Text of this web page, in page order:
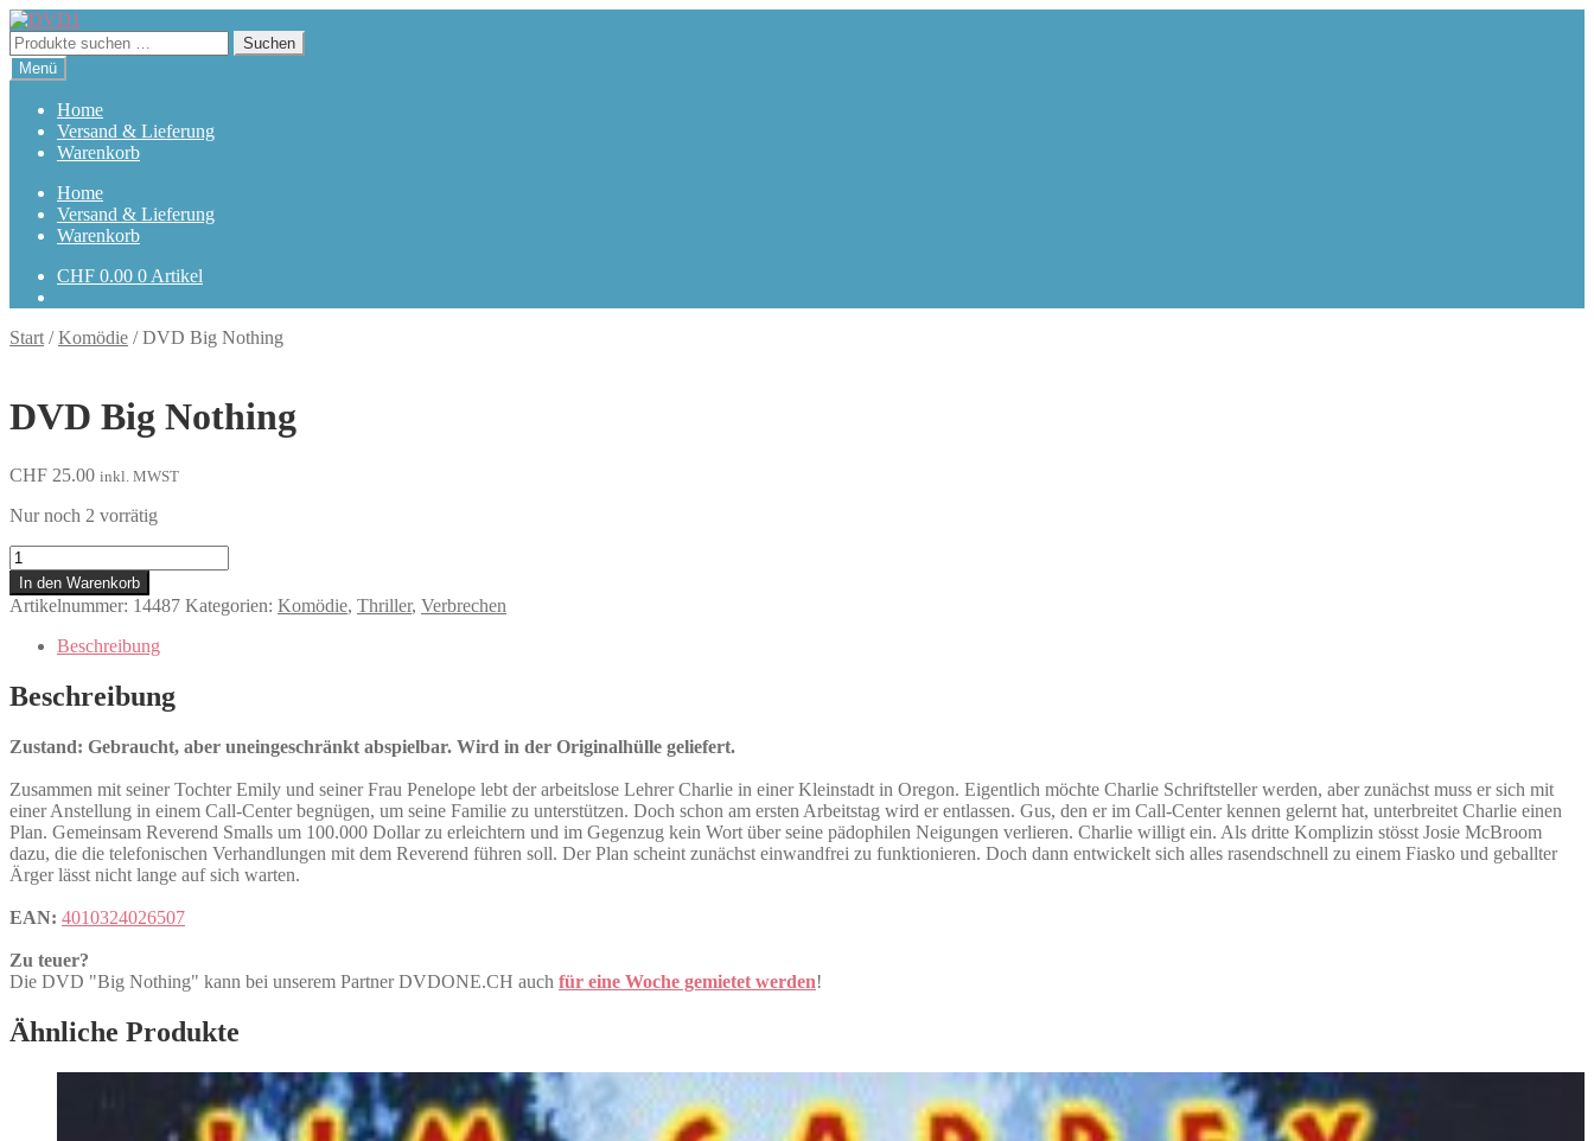
Zur
Navigation
springen
Zum
Inhalt
springen
Suchen
nach:
Suchen
Menü
Home
Versand & Lieferung
Warenkorb
Home
Versand & Lieferung
Warenkorb
CHF 0.00 0 Artikel
Start /Komödie /DVD Big Nothing
DVD Big Nothing
CHF 25.00 inkl. MWST
Nur noch 2 vorrätig
Big
Nothing
Menge
In den Warenkorb
Artikelnummer: 14487 Kategorien: Komödie, Thriller, Verbrechen
Beschreibung
Beschreibung
Zustand: Gebraucht, aber uneingeschränkt abspielbar. Wird in der Originalhülle geliefert.
Zusammen mit seiner Tochter Emily und seiner Frau Penelope lebt der arbeitslose Lehrer Charlie in einer Kleinstadt in Oregon. Eigentlich möchte Charlie Schriftsteller werden, aber zunächst muss er sich mit
einer Anstellung in einem Call-Center begnügen, um seine Familie zu unterstützen. Doch schon am ersten Arbeitstag wird er entlassen. Gus, den er im Call-Center kennen gelernt hat, unterbreitet Charlie einen
Plan. Gemeinsam Reverend Smalls um 100.000 Dollar zu erleichtern und im Gegenzug kein Wort über seine pädophilen Neigungen verlieren. Charlie willigt ein. Als dritte Komplizin stösst Josie McBroom
dazu, die die telefonischen Verhandlungen mit dem Reverend führen soll. Der Plan scheint zunächst einwandfrei zu funktionieren. Doch dann entwickelt sich alles rasendschnell zu einem Fiasko und geballter
Ärger lässt nicht lange auf sich warten.
EAN: 4010324026507
Zu teuer?
Die DVD "Big Nothing" kann bei unserem Partner DVDONE.CH auch für eine Woche gemietet werden!
Ähnliche Produkte